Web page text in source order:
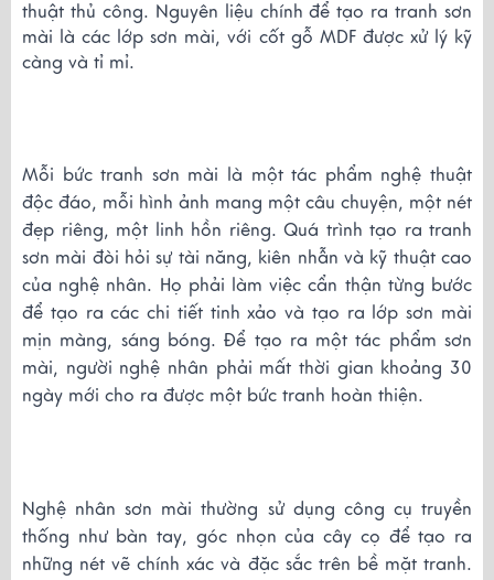
thuật thủ công. Nguyên liệu chính để tạo ra tranh sơn
mài là các lớp sơn mài, với cốt gỗ MDF được xử lý kỹ
càng và tỉ mỉ.
Mỗi bức tranh sơn mài là một tác phẩm nghệ thuật
độc đáo, mỗi hình ảnh mang một câu chuyện, một nét
đẹp riêng, một linh hồn riêng. Quá trình tạo ra tranh
sơn mài đòi hỏi sự tài năng, kiên nhẫn và kỹ thuật cao
của nghệ nhân. Họ phải làm việc cẩn thận từng bước
để tạo ra các chi tiết tinh xảo và tạo ra lớp sơn mài
mịn màng, sáng bóng. Để tạo ra một tác phẩm sơn
mài, người nghệ nhân phải mất thời gian khoảng 30
ngày mới cho ra được một bức tranh hoàn thiện.
Nghệ nhân sơn mài thường sử dụng công cụ truyền
thống như bàn tay, góc nhọn của cây cọ để tạo ra
những nét vẽ chính xác và đặc sắc trên bề mặt tranh.